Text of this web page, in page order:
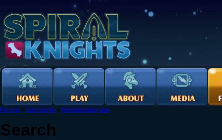
Forums › Technische › Fehlermeldungen
Search